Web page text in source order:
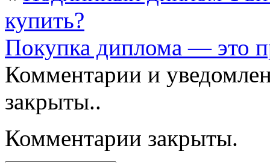
купить?
Покупка диплома — это
Комментарии и
закрыты..
Комментарии закрыты.